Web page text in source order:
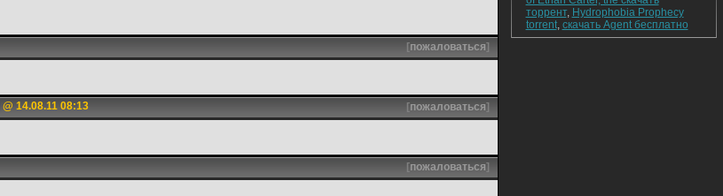
[пожаловаться]
@ 14.08.11 08:13 [пожаловаться]
[пожаловаться]
торрент, Hydrophobia Prophecy
torrent, скачать Agent бесплатно